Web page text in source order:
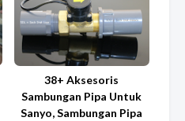
38+ Aksesoris
Sambungan Pipa Untuk
Sanyo, Sambungan Pipa